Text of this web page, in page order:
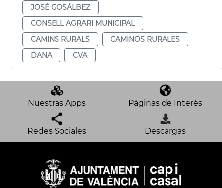
JOSÉ GOSÁLBEZ
CONSELL AGRARI MUNICIPAL
CAMINS RURALS
CAMINOS RURALES
DANA
CVA
Nuestras Apps Páginas de Interés
Redes Sociales Descargas